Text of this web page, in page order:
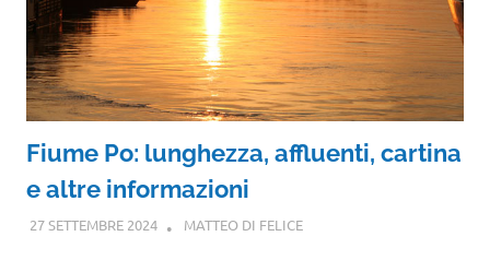
Fiume Po: lunghezza, affluenti, cartina
e altre informazioni
27 SETTEMBRE 2024 MATTEO DI FELICE